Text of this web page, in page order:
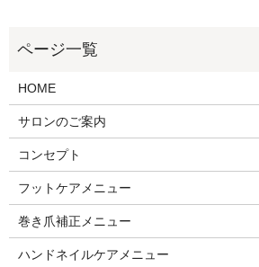
HOME
サロンのご案内
コンセプト
フットケアメニュー
巻き爪補正メニュー
ハンドネイルケアメニュー